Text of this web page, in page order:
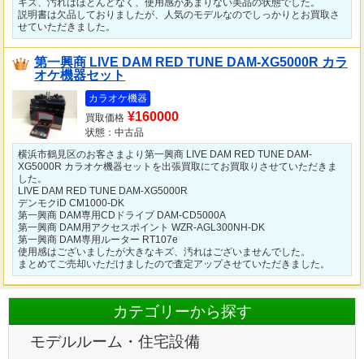
キズ、汚れはほとんどなく、使用感があまりない美品の状態でした。
説明書は欠品しておりましたが、人気のモデルなのでしっかりとお買取さ
せていただきました。
第一興商 LIVE DAM RED TUNE DAM-XG5000R カラ
オケ機器セット
カラオケ機器
買取価格 ¥160000
状態：中古品
横浜市鶴見区のお客さまより第一興商 LIVE DAM RED TUNE DAM-
XG5000R カラオケ機器セットを出張買取にてお買取りさせていただきま
した。
LIVE DAM RED TUNE DAM-XG5000R
デンモクiD CM1000-DK
第一興商 DAM専用CDドライブ DAM-CD5000A
第一興商 DAM用アクセスポイント WZR-AGL300NH-DK
第一興商 DAM専用ルーター RT107e
使用感はございましたが大きなキズ、汚れはございませんでした。
まとめてご売却いただけましたので査定アップさせていただきました。
カテゴリーから探す
モデルルーム・住宅設備